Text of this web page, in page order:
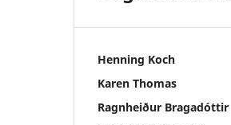
Henning Koch
Karen Thomas
Ragnheiður Bragadóttir